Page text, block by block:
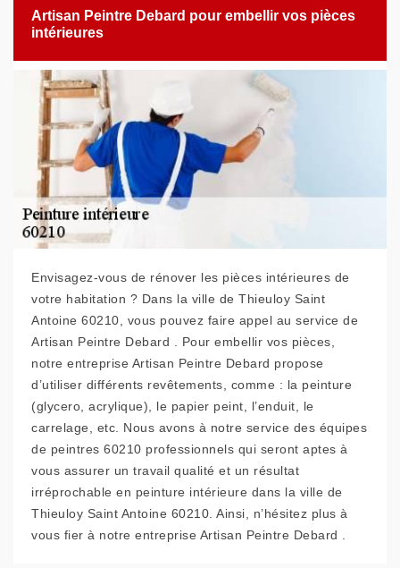
Artisan Peintre Debard pour embellir vos pièces
intérieures
Envisagez-vous de rénover les pièces intérieures de
votre habitation ? Dans la ville de Thieuloy Saint
Antoine 60210, vous pouvez faire appel au service de
Artisan Peintre Debard . Pour embellir vos pièces,
notre entreprise Artisan Peintre Debard propose
d’utiliser différents revêtements, comme : la peinture
(glycero, acrylique), le papier peint, l’enduit, le
carrelage, etc. Nous avons à notre service des équipes
de peintres 60210 professionnels qui seront aptes à
vous assurer un travail qualité et un résultat
irréprochable en peinture intérieure dans la ville de
Thieuloy Saint Antoine 60210. Ainsi, n’hésitez plus à
vous fier à notre entreprise Artisan Peintre Debard .